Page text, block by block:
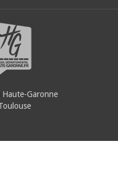
Haute-Garonne